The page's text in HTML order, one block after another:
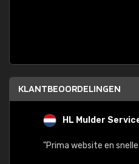
KLANTBEOORDELINGEN
HL Mulder
"Prima website en